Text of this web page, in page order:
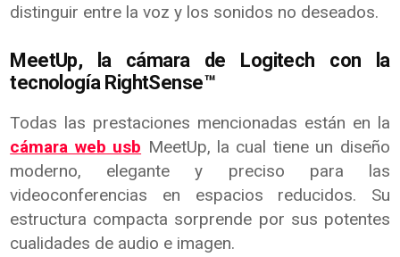
distinguir entre la voz y los sonidos no deseados.
MeetUp, la cámara de Logitech con la
tecnología RightSense™
Todas las prestaciones mencionadas están en la
cámara web usb MeetUp, la cual tiene un diseño
moderno, elegante y preciso para las
videoconferencias en espacios reducidos. Su
estructura compacta sorprende por sus potentes
cualidades de audio e imagen.